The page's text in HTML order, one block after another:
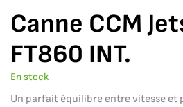
Canne CCM
FT860 INT.
En stock
Un parfait équilibre entre vitesse et